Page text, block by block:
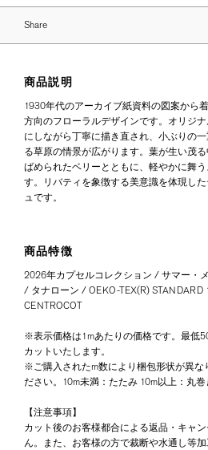
Share
商品説明
1930年代のアーカイブ紙資料の図案から
方向のフローラルデザインです。オリジ
にしながら丁寧に描き直され、小ぶりの
る草原の情景が広がります。葉が生い茂
ばめられたベリーとともに、軽やかに舞
す。リバティを象徴する美意識を体現し
ュです。
商品特徴
2026年カプセルコレクション / サマー・
/ タナローン / OEKO-TEX(R) STANDARD
CENTROCOT
※表示価格は1mあたりの価格です。最低
カットいたします。
※ご購入されたm数により梱包形状が異な
ださい。10m未満：たたみ 10m以上：丸巻
【注意事項】
カット後のお客様都合による返品・キャ
ん。また、お客様の方で裁断や水通し等